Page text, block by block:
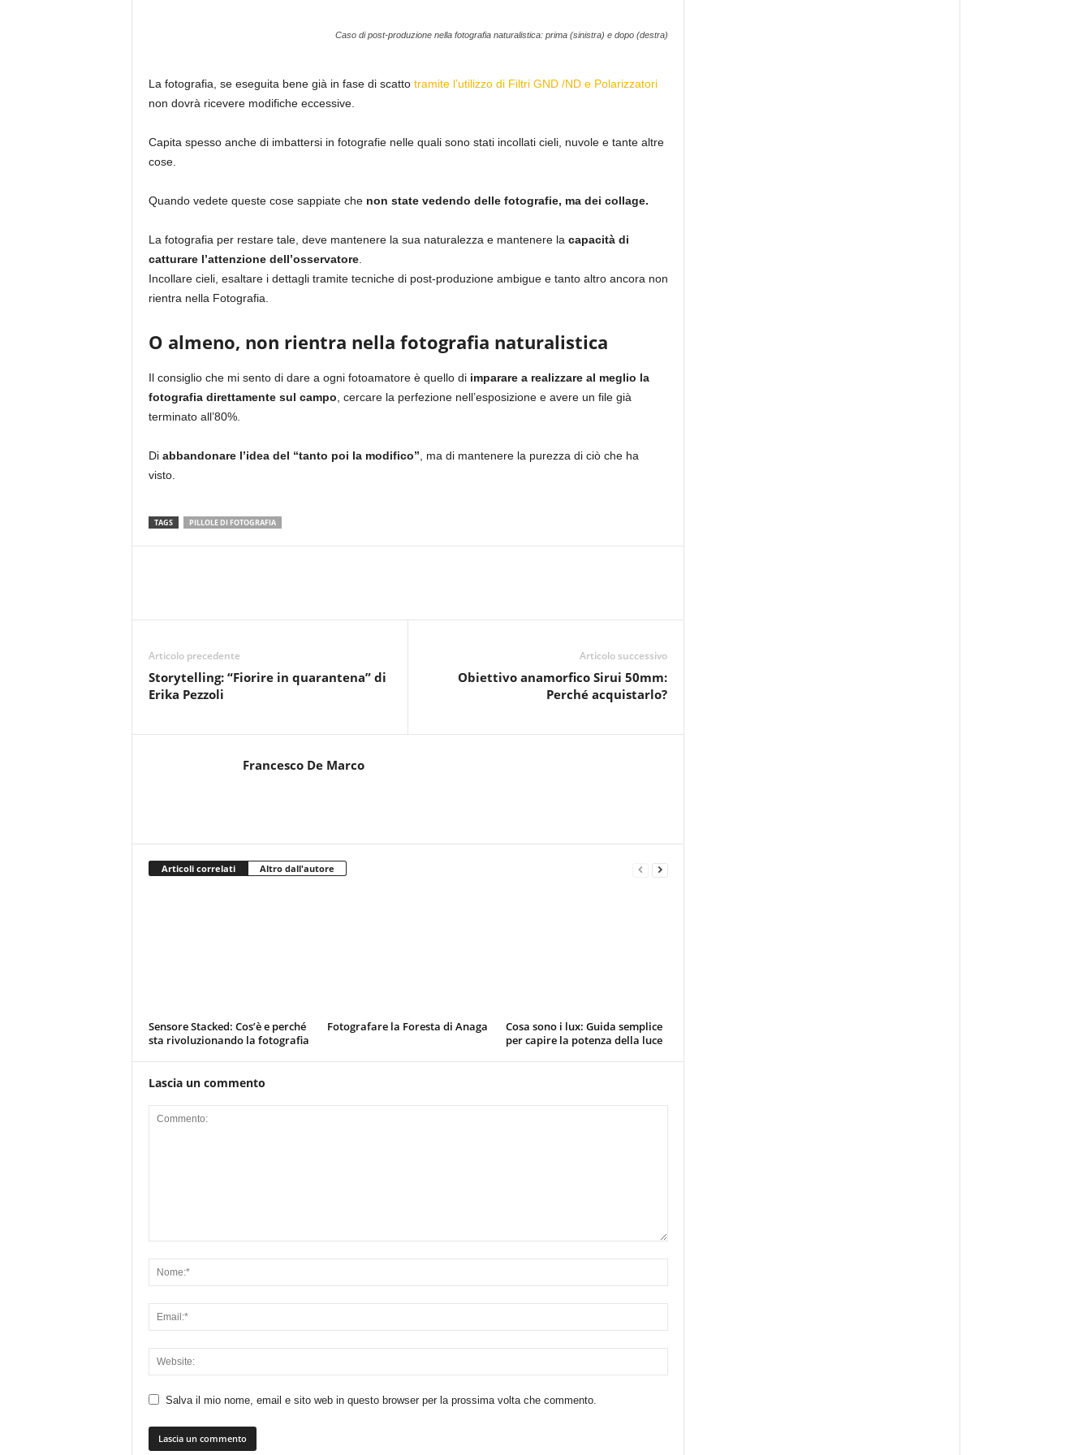
Caso di post-produzione nella fotografia naturalistica: prima (sinistra) e dopo (destra)
La fotografia, se eseguita bene già in fase di scatto tramite l’utilizzo di Filtri GND /ND e Polarizzatori
non dovrà ricevere modifiche eccessive.
Capita spesso anche di imbattersi in fotografie nelle quali sono stati incollati cieli, nuvole e tante altre
cose.
Quando vedete queste cose sappiate chenon state vedendo delle fotografie, ma dei collage.
La fotografia per restare tale, deve mantenere la sua naturalezza e mantenere la capacità di
catturare l’attenzione dell’osservatore.
Incollare cieli, esaltare i dettagli tramite tecniche di post-produzione ambigue e tanto altro ancora non
rientra nella Fotografia.
O almeno, non rientra nella fotografia naturalistica
Il consiglio che mi sento di dare a ogni fotoamatore è quello diimparare a realizzare al meglio la
fotografia direttamente sul campo , cercare la perfezione nell’esposizione e avere un file già
terminato all’80%.
Di abbandonare l’idea del “tanto poi la modifico” , ma di mantenere la purezza di ciò che ha
visto.
TAGS PILLOLE DI FOTOGRAFIA
Articolo precedente
Storytelling: “Fiorire in quarantena” di
Erika Pezzoli
Articolo successivo
Obiettivo anamorfico Sirui 50mm:
Perché acquistarlo?
Francesco De Marco
Articoli correlati Altro dall'autore
Sensore Stacked: Cos’è e perché
sta rivoluzionando la fotografia
Fotografare la Foresta di Anaga
Cosa sono i lux: Guida semplice
per capire la potenza della luce
Lascia un commento
Salva il mio nome, email e sito web in questo browser per la prossima volta che commento.